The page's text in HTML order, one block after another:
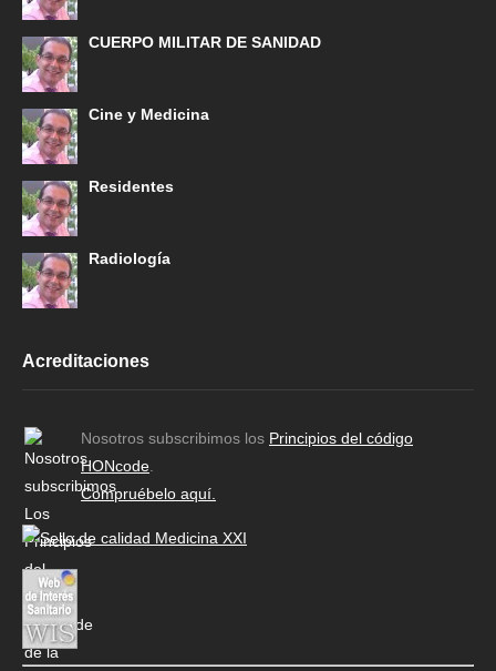
CUERPO MILITAR DE SANIDAD
Cine y Medicina
Residentes
Radiología
Acreditaciones
Nosotros subscribimos los Principios del código
HONcode
Compruébelo aquí.